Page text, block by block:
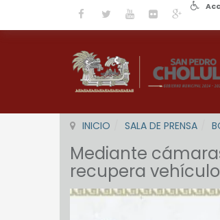
INICIO SALA DE PRENSA
Mediante
recupera